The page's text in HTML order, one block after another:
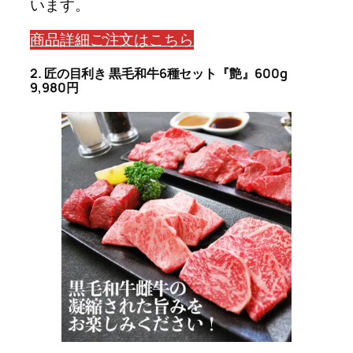
います。
商品詳細ご注文はこちら
2. 匠の目利き 黒毛和牛6種セット『艶』600g
9,980円